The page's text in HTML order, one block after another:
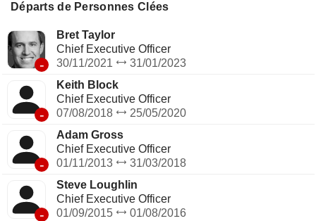
Départs de Personnes Clées
-
Bret Taylor
Chief Executive Officer
30/11/2021
31/01/2023
-
Keith Block
Chief Executive Officer
07/08/2018
25/05/2020
-
Adam Gross
Chief Executive Officer
01/11/2013
31/03/2018
-
Steve Loughlin
Chief Executive Officer
01/09/2015
01/08/2016